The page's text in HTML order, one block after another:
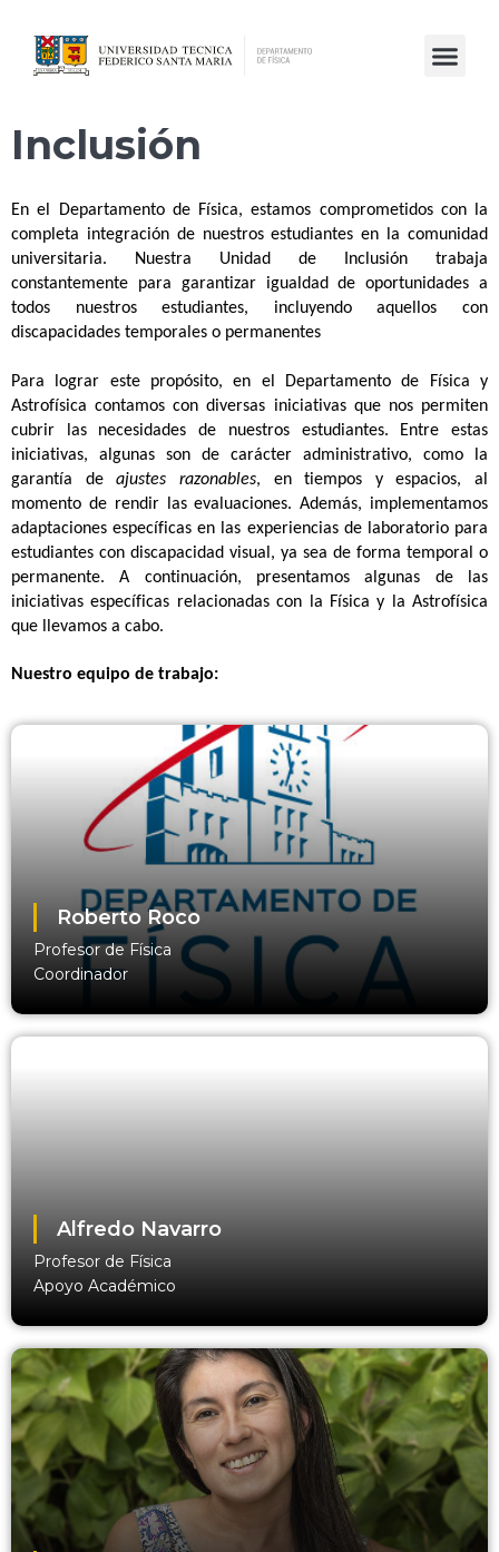
Inclusión
En el Departamento de Física, estamos comprometidos con la
completa integración de nuestros estudiantes en la comunidad
universitaria. Nuestra Unidad de Inclusión trabaja
constantemente para garantizar igualdad de oportunidades a
todos nuestros estudiantes, incluyendo aquellos con
discapacidades temporales o permanentes
Para lograr este propósito, en el Departamento de Física y
Astrofísica contamos con diversas iniciativas que nos permiten
cubrir las necesidades de nuestros estudiantes. Entre estas
iniciativas, algunas son de carácter administrativo, como la
garantía deajustes razonables, en tiempos y espacios, al
momento de rendir las evaluaciones. Además, implementamos
adaptaciones específicas en las experiencias de laboratorio para
estudiantes con discapacidad visual, ya sea de forma temporal o
permanente. A continuación, presentamos algunas de las
iniciativas específicas relacionadas con la Física y la Astrofísica
que llevamos a cabo.
Nuestro equipo de trabajo:
Roberto Roco
Profesor de Física
Coordinador
Alfredo Navarro
Profesor de Física
Apoyo Académico